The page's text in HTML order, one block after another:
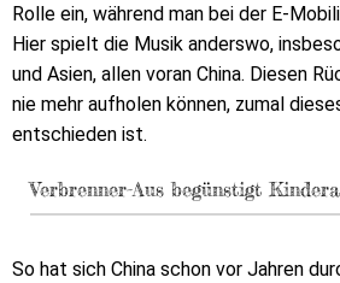
Rolle ein, während man bei der E-
Hier spielt die Musik anderswo,
und Asien, allen voran China. Diesen
nie mehr aufholen können, zumal
entschieden ist.
Verbrenner-Aus begünstigt
So hat sich China schon vor Jahren